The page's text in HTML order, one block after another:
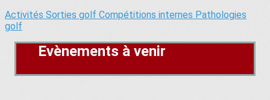
Activités Sorties golf Compétitions internes Pathologies
golf
Evènements à venir